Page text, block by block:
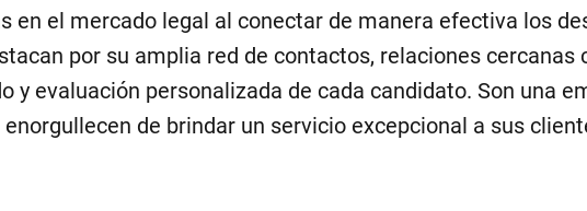
en el mercado legal al conectar de manera efectiva los
por su amplia red de contactos, relaciones cercanas
y evaluación personalizada de cada candidato. Son una
de brindar un servicio excepcional a sus